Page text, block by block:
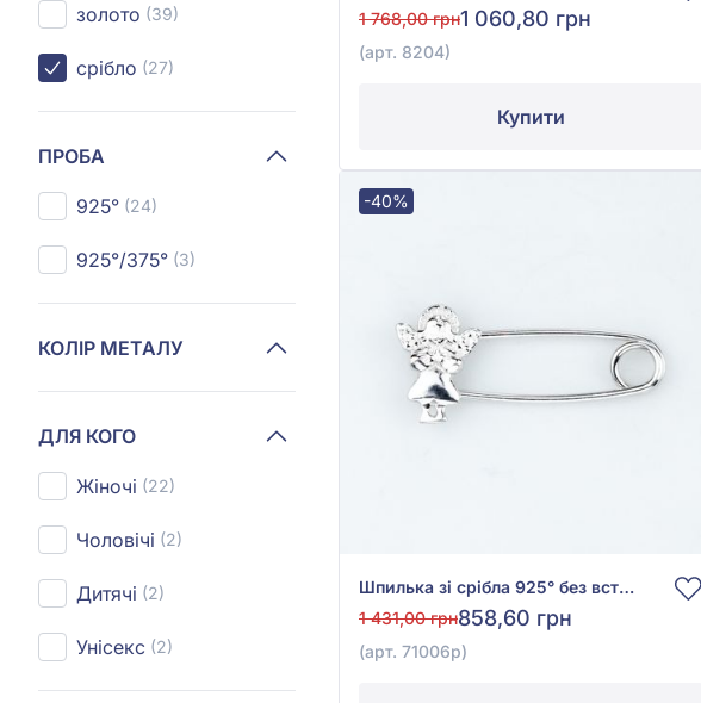
золото (39)
срібло (27)
ПРОБА
925° (24)
925°/375° (3)
КОЛІР МЕТАЛУ
ДЛЯ КОГО
Жіночі (22)
Чоловічі (2)
Дитячі (2)
Унісекс (2)
1 768,00 грн1 060,80 грн
(арт. 8204)
Купити
-40%
Шпилька зі срібла 925° без вставки, арт. 71006р
1 431,00 грн858,60 грн
(арт. 71006р)